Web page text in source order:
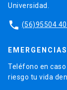
Universidad.
phone (56)95504
Teléfono en
riesgo tu vida